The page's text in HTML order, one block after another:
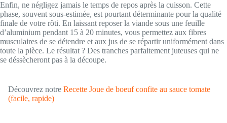
Enfin, ne négligez jamais le temps de repos après la cuisson. Cette
phase, souvent sous-estimée, est pourtant déterminante pour la qualité
finale de votre rôti. En laissant reposer la viande sous une feuille
d’aluminium pendant 15 à 20 minutes, vous permettez aux fibres
musculaires de se détendre et aux jus de se répartir uniformément dans
toute la pièce. Le résultat ? Des tranches parfaitement juteuses qui ne
se déssècheront pas à la découpe.
Découvrez notre Recette Joue de boeuf confite au sauce tomate
(facile, rapide)